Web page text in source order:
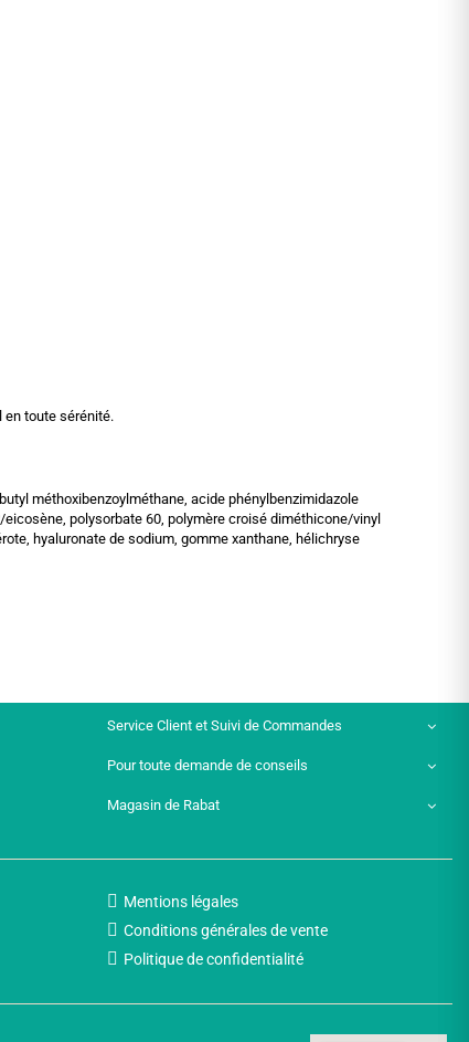
toute sérénité.
méthoxibenzoylméthane, acide phénylbenzimidazole
polysorbate 60, polymère croisé diméthicone/vinyl
hyaluronate de sodium, gomme xanthane, hélichryse
Service Client et Suivi de Commandes
Pour toute demande de conseils
Magasin de Rabat
Mentions légales
Conditions générales de vente
Politique de confidentialité